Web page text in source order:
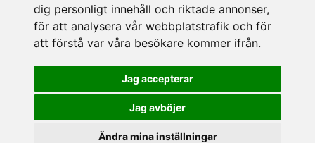
dig personligt innehåll och riktade annonser,
för att analysera vår webbplatstrafik och för
att förstå var våra besökare kommer ifrån.
Jag accepterar
Jag avböjer
Ändra mina inställningar